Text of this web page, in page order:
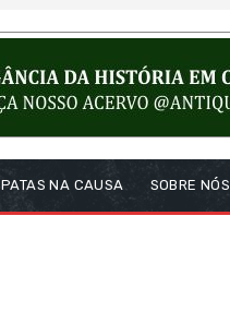
PATAS NA CAUSA SOBRE NÓS